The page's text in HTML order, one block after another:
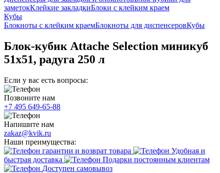
заметокКлейкие закладкиБлоки с клейким краем
Кубы
Блокноты с клейким краемБлокноты для диспенсеровКубы
Блок-кубик Attache Selection миникуб
51х51, радуга 250 л
Если у вас есть вопросы:
Позвоните нам
+7 495 649-65-88
Напишите нам
zakaz@kvik.ru
Наши преимущества:
гарантии и возврат товара
Удобная и
быстрая доставка
Подарки постоянным клиентам
Доступен самовывоз